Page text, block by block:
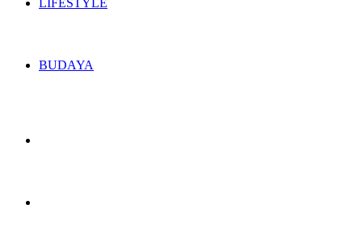
LIFESTYLE
BUDAYA